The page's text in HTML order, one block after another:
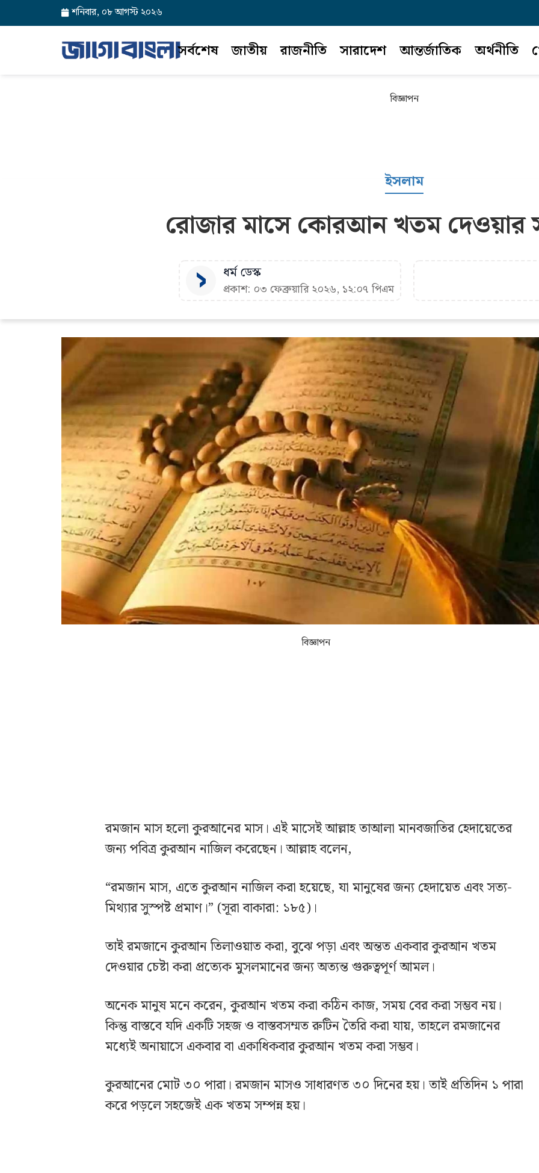
শনিবার, ০৮ আগস্ট ২০২৬
সর্বশেষ জাতীয় রাজনীতি সারাদেশ আন্তর্জাতিক অর্থনীতি
বিজ্ঞাপন
ইসলাম
রোজার মাসে কোরআন খতম দেওয়ার
ধর্ম ডেস্ক
প্রকাশ: ০৩ ফেব্রুয়ারি ২০২৬, ১২:০৭ পিএম
বিজ্ঞাপন
রমজান মাস হলো কুরআনের মাস। এই মাসেই আল্লাহ তাআলা মানবজাতির হেদায়েতের
জন্য পবিত্র কুরআন নাজিল করেছেন। আল্লাহ বলেন,
“রমজান মাস, এতে কুরআন নাজিল করা হয়েছে, যা মানুষের জন্য হেদায়েত এবং সত্য-
মিথ্যার সুস্পষ্ট প্রমাণ।” (সূরা বাকারা: ১৮৫)।
তাই রমজানে কুরআন তিলাওয়াত করা, বুঝে পড়া এবং অন্তত একবার কুরআন খতম
দেওয়ার চেষ্টা করা প্রত্যেক মুসলমানের জন্য অত্যন্ত গুরুত্বপূর্ণ আমল।
অনেক মানুষ মনে করেন, কুরআন খতম করা কঠিন কাজ, সময় বের করা সম্ভব নয়।
কিন্তু বাস্তবে যদি একটি সহজ ও বাস্তবসম্মত রুটিন তৈরি করা যায়, তাহলে রমজানের
মধ্যেই অনায়াসে একবার বা একাধিকবার কুরআন খতম করা সম্ভব।
কুরআনের মোট ৩০ পারা। রমজান মাসও সাধারণত ৩০ দিনের হয়। তাই প্রতিদিন ১ পারা
করে পড়লে সহজেই এক খতম সম্পন্ন হয়।